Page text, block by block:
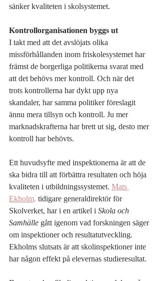
sänker kvaliteten i skolsystemet.
Kontrollorganisationen byggs ut
I takt med att det avslöjats olika
missförhållanden inom friskolesystemet har
främst de borgerliga politikerna svarat med
att det behövs mer kontroll. Och när det
trots kontrollerna har dykt upp nya
skandaler, har samma politiker föreslagit
ännu mera tillsyn och kontroll. Ju mer
marknadskrafterna har brett ut sig, desto mer
kontroll har behövts.
Ett huvudsyfte med inspektionerna är att de
ska bidra till att förbättra resultaten och höja
kvaliteten i utbildningssystemet. Mats
Ekholm, tidigare generaldirektör för
Skolverket, har i en artikel i Skola och
Samhälle gått igenom vad forskningen säger
om inspektioner och resultatutveckling.
Ekholms slutsats är att skolinspektioner inte
har någon effekt på elevernas studieresultat.